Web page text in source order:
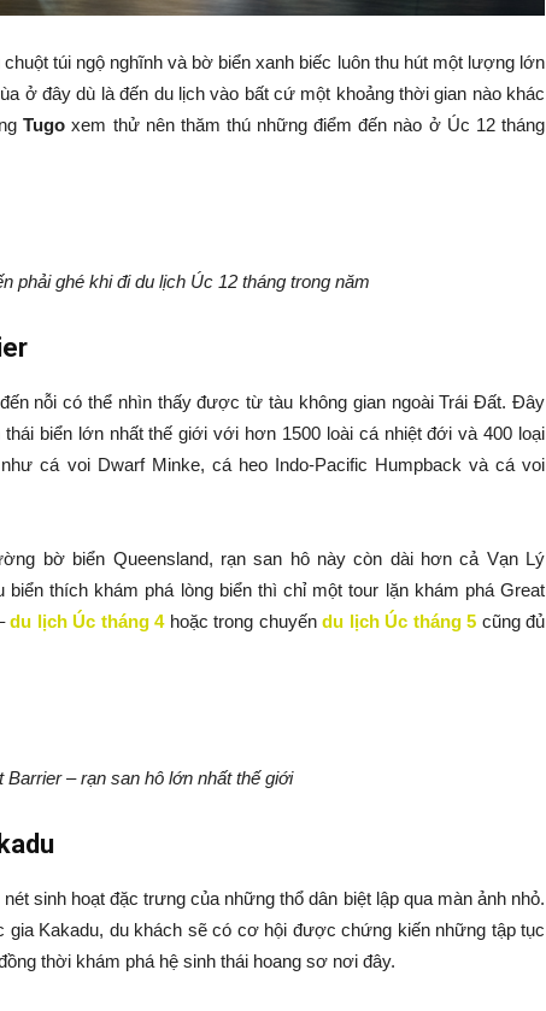
túi ngộ nghĩnh và bờ biển xanh biếc luôn thu hút một lượng lớn
ở đây dù là đến du lịch vào bất cứ một khoảng thời gian nào khác
Tugoxem thử nên thăm thú những điểm đến nào ở Úc 12 tháng
phải ghé khi đi du lịch Úc 12 tháng trong năm
nỗi có thể nhìn thấy được từ tàu không gian ngoài Trái Đất. Đây
biển lớn nhất thế giới với hơn 1500 loài cá nhiệt đới và 400 loại
cá voi Dwarf Minke, cá heo Indo-Pacific Humpback và cá voi
bờ biển Queensland, rạn san hô này còn dài hơn cả Vạn Lý
thích khám phá lòng biển thì chỉ một tour lặn khám phá Great
du lịch Úc tháng 4hoặc trong chuyến du lịch Úc tháng 5 cũng đủ
Barrier – rạn san hô lớn nhất thế giới
sinh hoạt đặc trưng của những thổ dân biệt lập qua màn ảnh nhỏ.
gia Kakadu, du khách sẽ có cơ hội được chứng kiến những tập tục
thời khám phá hệ sinh thái hoang sơ nơi đây.